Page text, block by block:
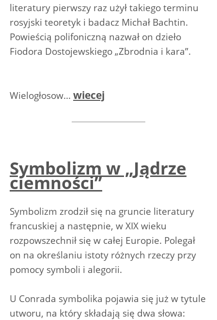
literatury pierwszy raz użył takiego terminu
rosyjski teoretyk i badacz Michał Bachtin.
Powieścią polifoniczną nazwał on dzieło
Fiodora Dostojewskiego „Zbrodnia i kara”.
Wielogłosow... wiecej
Symbolizm w „Jądrze
ciemności”
Symbolizm zrodził się na gruncie literatury
francuskiej a następnie, w XIX wieku
rozpowszechnił się w całej Europie. Polegał
on na określaniu istoty różnych rzeczy przy
pomocy symboli i alegorii.
U Conrada symbolika pojawia się już w tytule
utworu, na który składają się dwa słowa: